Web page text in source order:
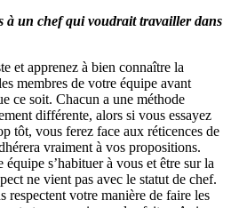
à un chef qui voudrait travailler dans
et apprenez à bien connaître la
membres de votre équipe avant
ce soit. Chacun a une méthode
différente, alors si vous essayez
tôt, vous ferez face aux réticences de
vraiment à vos propositions.
s’habituer à vous et être sur la
ne vient pas avec le statut de chef.
respectent votre manière de faire les